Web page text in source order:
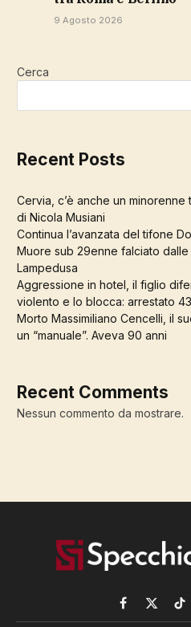
9 Agosto 2026
Cerca
Recent Posts
Cervia, c’è anche un minorenne
di Nicola Musiani
Continua l’avanzata del tifone
Muore sub 29enne falciato
Lampedusa
Aggressione in hotel, il figlio
violento e lo blocca: arrestato
Morto Massimiliano Cencelli, il
un “manuale”. Aveva 90 anni
Recent Comments
Nessun commento da mostrare.
Facebook
X